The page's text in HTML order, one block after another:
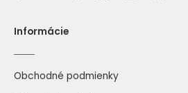
Informácie
Obchodné podmienky